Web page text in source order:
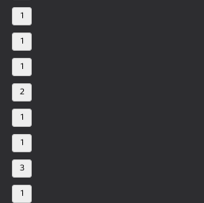
1
1
1
2
1
1
3
1